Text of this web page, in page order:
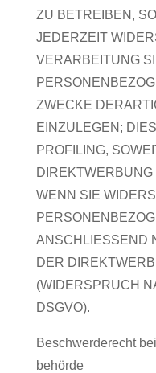
ZU BETREIBEN,
JEDERZEIT
VERARBEITUNG
ZWECKE
EINZULEGEN;
PROFILING,
WENN SIE
ANSCHLIESSEND
DER
(WIDERSPRUCH
DSGVO).
Beschwerde­recht
behörde